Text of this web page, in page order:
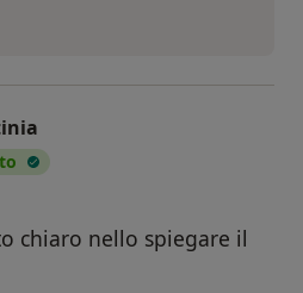
chiaro nello spiegare il